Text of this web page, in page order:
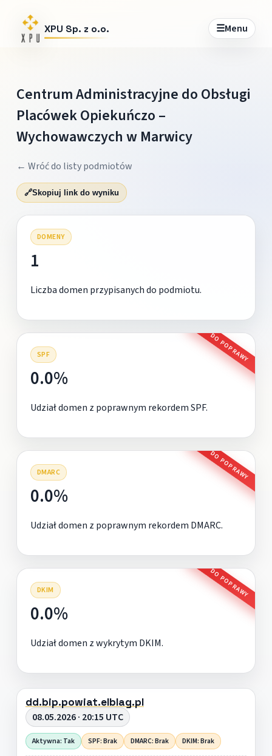
XPU Sp. z o.o. ☰Menu
Centrum Administracyjne do Obsługi
Placówek Opiekuńczo –
Wychowawczych w Marwicy
← Wróć do listy podmiotów
🔗Skopiuj link do wyniku
DOMENY
1
Liczba domen przypisanych do podmiotu.
SPF DO POPRAWY
0.0%
Udział domen z poprawnym rekordem SPF.
DMARC DO POPRAWY
0.0%
Udział domen z poprawnym rekordem DMARC.
DKIM DO POPRAWY
0.0%
Udział domen z wykrytym DKIM.
dd.bip.powiat.elblag.pl
08.05.2026 · 20:15 UTC
Aktywna: Tak SPF: Brak DMARC: Brak DKIM: Brak